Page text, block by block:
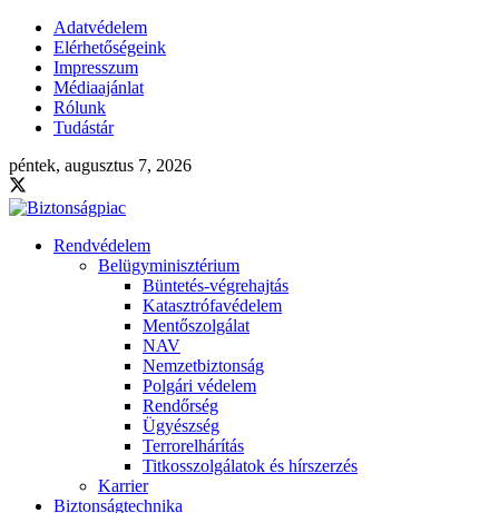
Adatvédelem
Elérhetőségeink
Impresszum
Médiaajánlat
Rólunk
Tudástár
péntek, augusztus 7, 2026
Rendvédelem
Belügyminisztérium
Büntetés-végrehajtás
Katasztrófavédelem
Mentőszolgálat
NAV
Nemzetbiztonság
Polgári védelem
Rendőrség
Ügyészség
Terrorelhárítás
Titkosszolgálatok és hírszerzés
Karrier
Biztonságtechnika